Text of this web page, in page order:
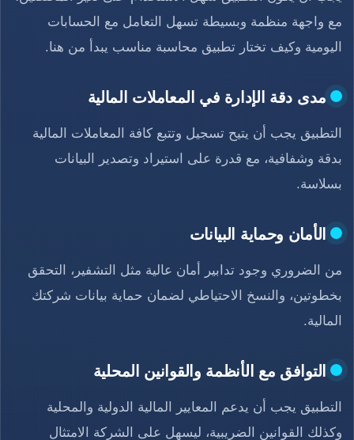
مع واجهة منظمة وبسيطة تسهل التعامل مع الحسابات
اليومية وكيف تختار تطبيق محاسبة مناسب يبدأ من هنا.
مدى دقة الإدارة في المعاملات المالية
التطبيق يجب أن يتيح تسجيل وتتبع كافة المعاملات المالية
بدقة وشفافية، مع قدرة على استيراد وتصدير البيانات
بسلاسة.
الأمان وحماية البيانات
من الضروري وجود تدابير أمان عالية مثل التشفير، التحقق
بخطوتين، والنسخ الاحتياطي لضمان حماية بيانات شركتك
المالية.
التوافق مع الأنظمة والقوانين المحلية
التطبيق يجب أن يدعم المعايير المالية الدولية والمحلية
وكذلك القوانين الضريبية، ليسهل على الشركة الامتثال